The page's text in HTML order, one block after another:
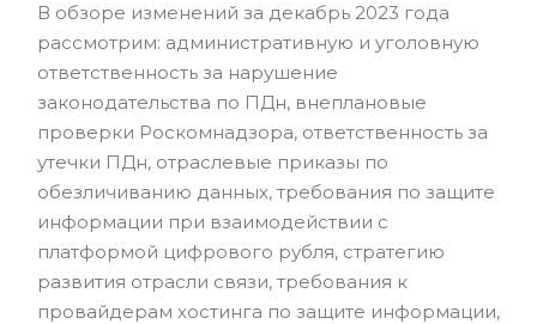
В обзоре изменений за декабрь 2023 года
рассмотрим: административную и уголовную
ответственность за нарушение
законодательства по ПДн, внеплановые
проверки Роскомнадзора, ответственность за
утечки ПДн, отраслевые приказы по
обезличиванию данных, требования по защите
информации при взаимодействии с
платформой цифрового рубля, стратегию
развития отрасли связи, требования к
провайдерам хостинга по защите информации,